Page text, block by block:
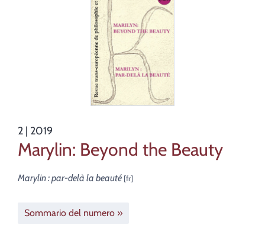
2 | 2019
Marylin: Beyond the Beauty
Marylin : par-delà la beauté
Sommario del numero